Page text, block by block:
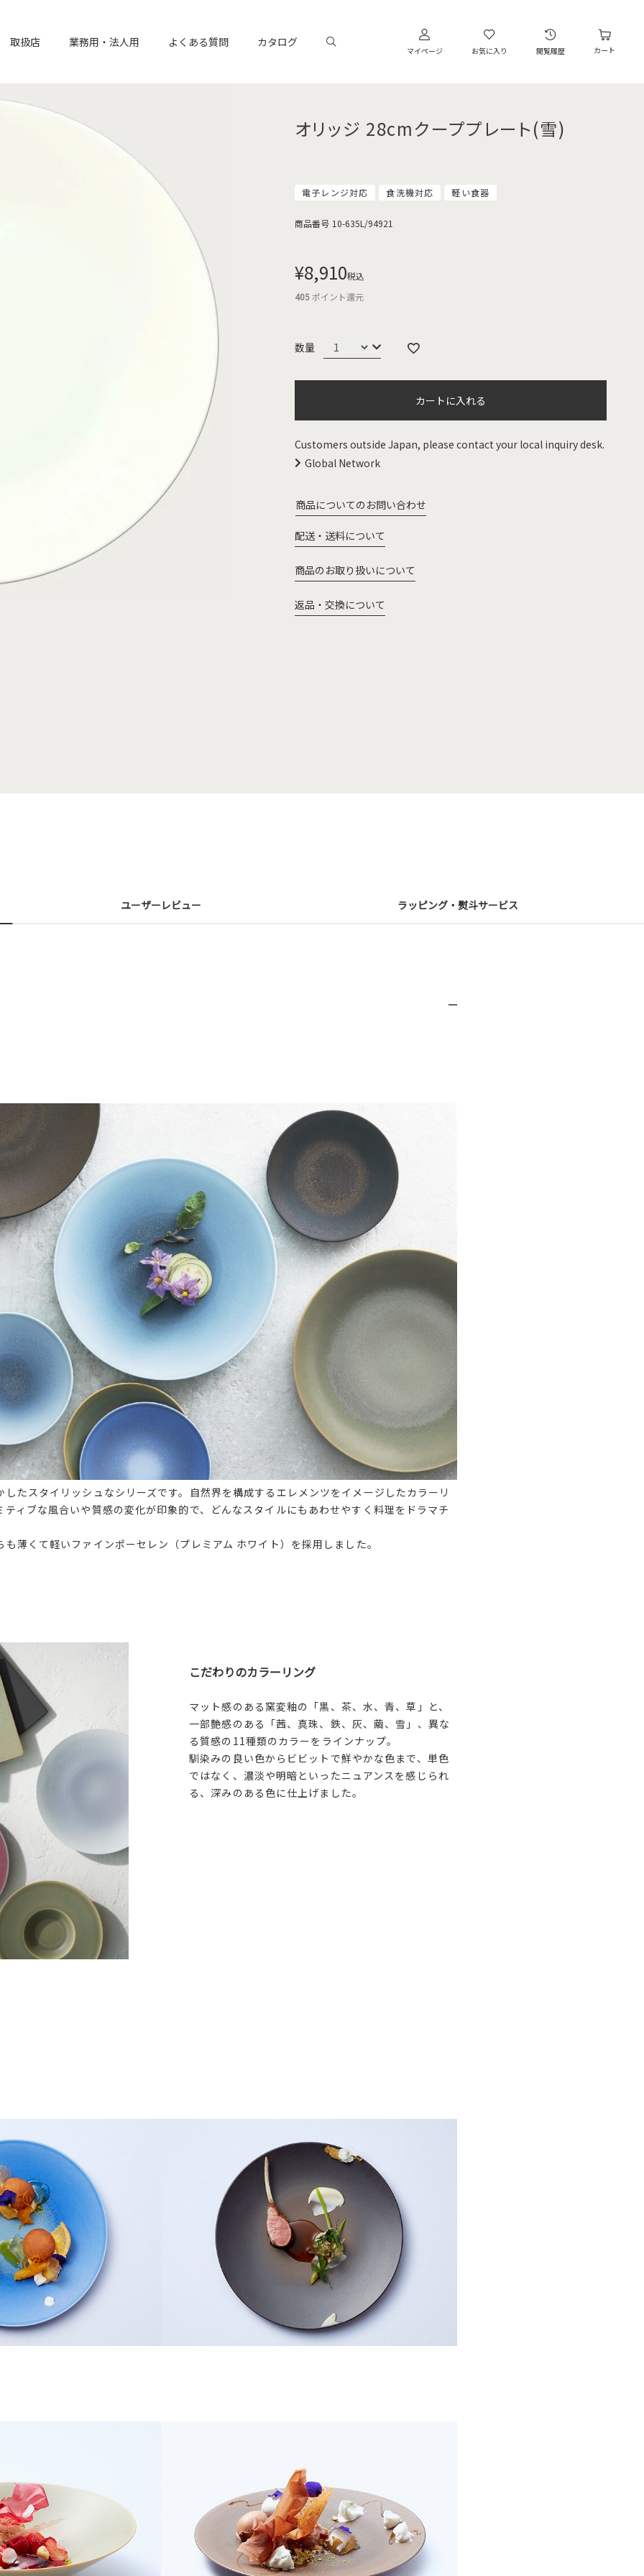
取扱店 業務用・法人用 よくある質問 カタログ
マイページ お気に入り 閲覧履歴 カート
オリッジ 28cmクーププレート(雪)
電子レンジ対応 食洗機対応 軽い食器
商品番号 10-635L/94921
¥8,910税込
405ポイント還元
カートに入れる
Customers outside Japan, please contact your local inquiry desk.
Global Network
商品についてのお問い合わせ
配送・送料について
商品のお取り扱いについて
返品・交換について
ユーザーレビュー ラッピング・熨斗サービス
たスタイリッシュなシリーズです。自然界を構成するエレメンツをイメージしたカラーリ
ィブな風合いや質感の変化が印象的で、どんなスタイルにもあわせやすく料理をドラマチ
薄くて軽いファインポーセレン（プレミアム ホワイト）を採用しました。
こだわりのカラーリング
マット感のある窯変釉の「黒、茶、水、青、草」と、
一部艶感のある「茜、真珠、鉄、灰、繭、雪」、異な
る質感の11種類のカラーをラインナップ。
馴染みの良い色からビビットで鮮やかな色まで、単色
ではなく、濃淡や明暗といったニュアンスを感じられ
る、深みのある色に仕上げました。